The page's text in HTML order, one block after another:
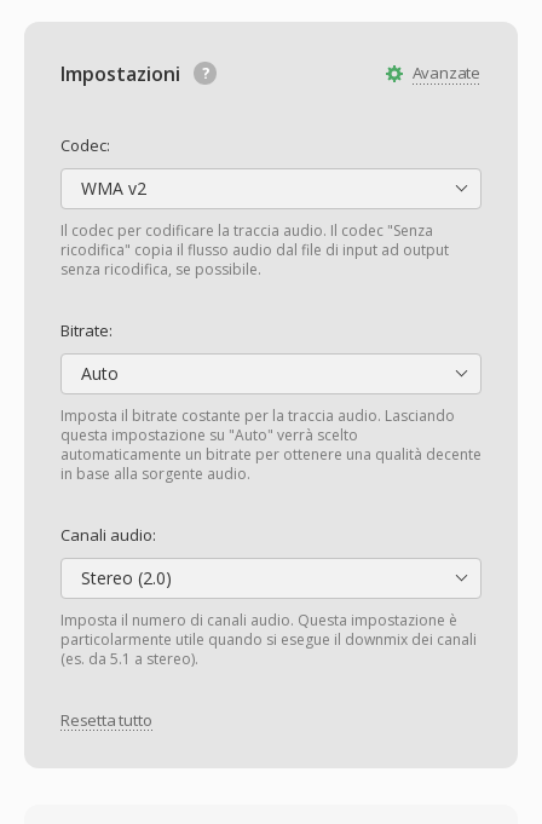
Avanzate
Impostazioni
Codec:
WMA v2
Il codec per codificare la traccia audio. Il codec "Senza
ricodifica" copia il flusso audio dal file di input ad output
senza ricodifica, se possibile.
Bitrate:
Auto
Imposta il bitrate costante per la traccia audio. Lasciando
questa impostazione su "Auto" verrà scelto
automaticamente un bitrate per ottenere una qualità decente
in base alla sorgente audio.
Canali audio:
Stereo (2.0)
Imposta il numero di canali audio. Questa impostazione è
particolarmente utile quando si esegue il downmix dei canali
(es. da 5.1 a stereo).
Resetta tutto